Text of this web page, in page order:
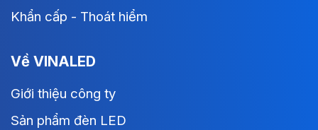
Khẩn cấp - Thoát hiểm
Về VINALED
Giới thiệu công ty
Sản phẩm đèn LED